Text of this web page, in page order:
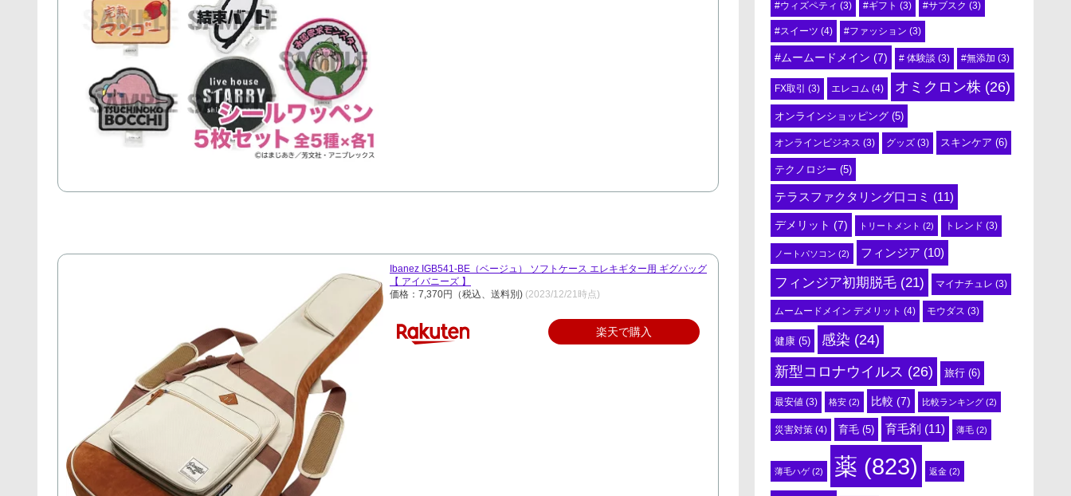
Ibanez IGB541-BE（ベージュ） ソフトケース エレキギター用 ギグバッグ
【 アイバニーズ 】
価格：7,370円（税込、送料別) (2023/12/21時点)
楽天で購入
#ウィズペティ (3) #ギフト (3) #サブスク (3)
#スイーツ (4) #ファッション (3)
#ムームードメイン (7) # 体験談 (3) #無添加 (3)
FX取引 (3) エレコム (4) オミクロン株 (26)
オンラインショッピング (5)
オンラインビジネス (3) グッズ (3) スキンケア (6)
テクノロジー (5)
テラスファクタリング口コミ (11)
デメリット (7) トリートメント (2) トレンド (3)
ノートパソコン (2) フィンジア (10)
フィンジア初期脱毛 (21) マイナチュレ (3)
ムームードメイン デメリット (4) モウダス (3)
健康 (5) 感染 (24)
新型コロナウイルス (26) 旅行 (6)
最安値 (3) 格安 (2) 比較 (7) 比較ランキング (2)
災害対策 (4) 育毛 (5) 育毛剤 (11) 薄毛 (2)
薄毛ハゲ(2) 薬 (823) 返金 (2)